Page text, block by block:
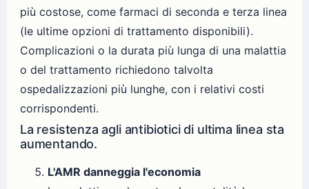
più costose, come farmaci di seconda e terza linea
(le ultime opzioni di trattamento disponibili).
Complicazioni o la durata più lunga di una malattia
o del trattamento richiedono talvolta
ospedalizzazioni più lunghe, con i relativi costi
corrispondenti.
La resistenza agli antibiotici di ultima linea sta
aumentando.
L'AMR danneggia l'economia